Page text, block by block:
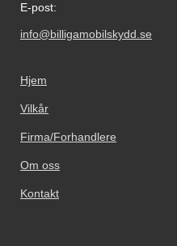
E-post:
info@billigamobilskydd.se
Hjem
Vilkår
Firma/Forhandlere
Om oss
Kontakt